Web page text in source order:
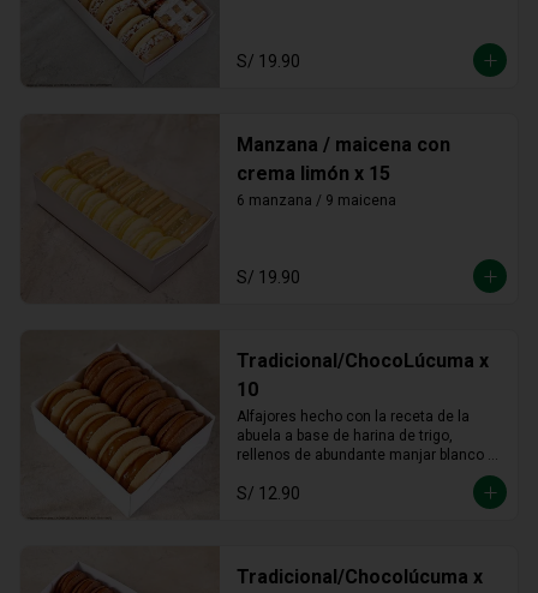
S/ 19.90
Manzana / maicena con
crema limón x 15
6 manzana / 9 maicena
S/ 19.90
Tradicional/ChocoLúcuma x
10
Alfajores hecho con la receta de la
abuela a base de harina de trigo,
rellenos de abundante manjar blanco
tradicional y manjar blanco de lúcuma
S/ 12.90
Tradicional/Chocolúcuma x